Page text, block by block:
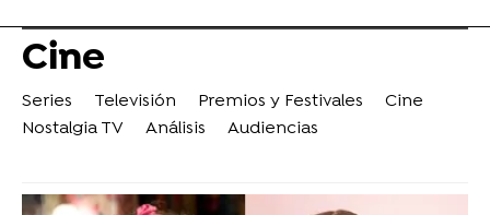
Cine
Series Televisión Premios y Festivales
Cine
Nostalgia TV
Análisis Audiencias